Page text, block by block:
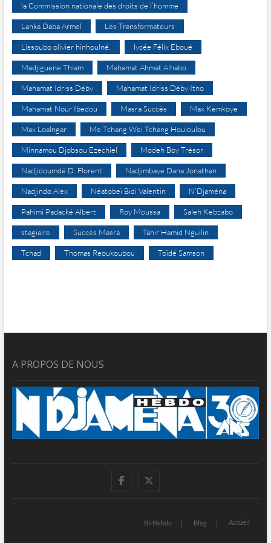
la Commission nationale des droits de l’homme
Lanka Daba Armel Les Transformateurs
Lissoubo olivier hinhoulné. lycée Félix Eboué
Madjiguene Thiam Mahamat Ahmat Alhabo
Mahamat Idriss Déby Mahamat Idriss Déby Itno
Mahamat Nour Ibedou Masra Succès Max Kemkoye
Max Loalngar Me Tchang Wei Tchang Houloulou
Minnamou Djobsou Ezechiel Modeh Boy Trésor
Nadjidoumdé D. Florent Nadjimbaye Dana Jonathan
Nadjindo Alex Néatobeï Bidi Valentin N’Djaména
Pahimi Padacké Albert Roy Moussa Saleh Kebzabo
stagiaire Succès Masra Tahir Hamid Nguilin
Tchad Thomas Reoukoubou Toïdé Samson
A PROPOS DE NOUS
facebook
BI-Hebdo Blog Accueil